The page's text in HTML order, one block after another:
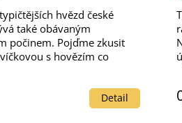
Detail
hvězd české
také obávaným
počinem. Pojďme zkusit
s hovězím co